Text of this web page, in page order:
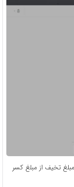
تخیف از مبلغ کسر